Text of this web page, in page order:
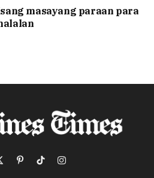
masayang paraan para
PinterestTikTokInstagram